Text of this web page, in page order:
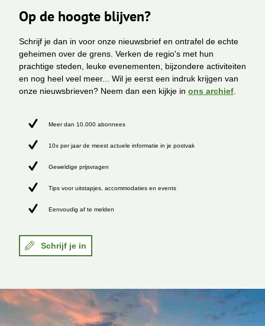
Op de hoogte blijven?
Schrijf je dan in voor onze nieuwsbrief en ontrafel de echte
geheimen over de grens. Verken de regio's met hun
prachtige steden, leuke evenementen, bijzondere activiteiten
en nog heel veel meer... Wil je eerst een indruk krijgen van
onze nieuwsbrieven? Neem dan een kijkje in ons archief.
Meer dan 10.000 abonnees
10x per jaar de meest actuele informatie in je postvak
Geweldige prijsvragen
Tips voor uitstapjes, accommodaties en events
Eenvoudig af te melden
Schrijf je in